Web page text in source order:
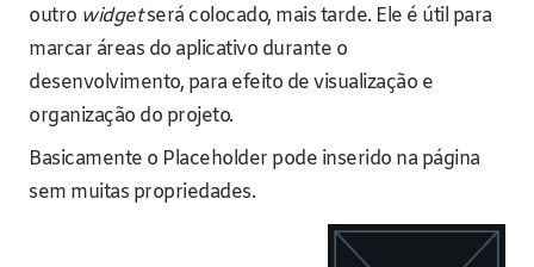
outro widgetserá colocado, mais tarde. Ele é útil para
marcar áreas do aplicativo durante o
desenvolvimento, para efeito de visualização e
organização do projeto.
Basicamente o Placeholder pode inserido na página
sem muitas propriedades.